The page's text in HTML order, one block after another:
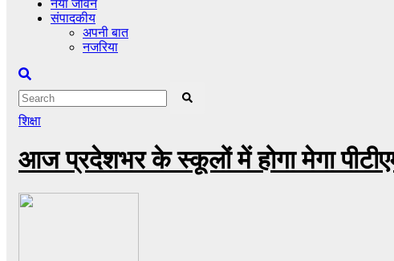
नया जीवन
संपादकीय
अपनी बात
नजरिया
शिक्षा
आज प्रदेशभर के स्कूलों में होगा मेगा